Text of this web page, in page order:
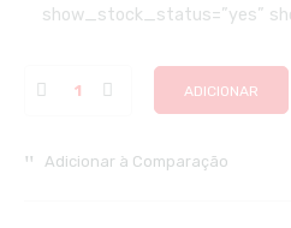
show_stock_status=”yes”
ADICIONAR
Adicionar à Comparação